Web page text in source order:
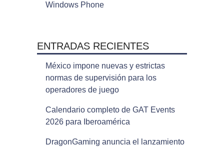
Windows Phone
ENTRADAS RECIENTES
México impone nuevas y estrictas
normas de supervisión para los
operadores de juego
Calendario completo de GAT Events
2026 para Iberoamérica
DragonGaming anuncia el lanzamiento